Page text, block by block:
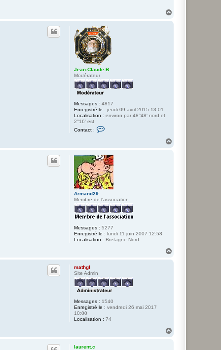
Jean-Claude.B
Modérateur
Messages : 4817
Enregistré le : jeudi 09 avril 2015 13:01
Localisation : environ par 48°48' nord et
2°16' est
Contact :
c
t
e
r
J
e
n
C
l
u
d
e
Armand29
Membre de l'association
Messages : 5277
Enregistré le : lundi 11 juin 2007 12:58
Localisation : Bretagne Nord
mathgl
Site Admin
Messages : 1540
Enregistré le : vendredi 26 mai 2017
10:00
Localisation : 74
laurent.c